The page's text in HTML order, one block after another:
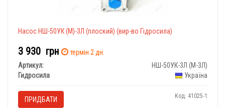
Насос НШ-50УК (М)-3Л (плоский) (вир-во Гідросила)
3 930 грн
термін 2 дн.
Артикул:
НШ-50УК-3Л (М-3Л)
Гидросила
Україна
ПРИДБАТИ Код: 41025-1